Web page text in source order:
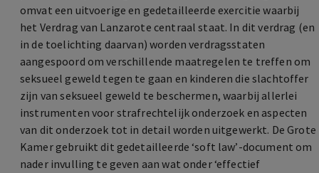
omvat een uitvoerige en gedetailleerde exercitie waarbij
het Verdrag van Lanzarote centraal staat. In dit verdrag (en
in de toelichting daarvan) worden verdragsstaten
aangespoord om verschillende maatregelen te treffen om
seksueel geweld tegen te gaan en kinderen die slachtoffer
zijn van seksueel geweld te beschermen, waarbij allerlei
instrumenten voor strafrechtelijk onderzoek en aspecten
van dit onderzoek tot in detail worden uitgewerkt. De Grote
Kamer gebruikt dit gedetailleerde ‘soft law’-document om
nader invulling te geven aan wat onder ‘effectief